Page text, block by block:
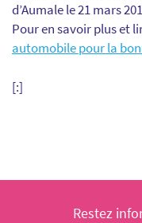
d’Aumale le 21 mars
Pour en savoir plus et
automobile pour la
[:]
Restez